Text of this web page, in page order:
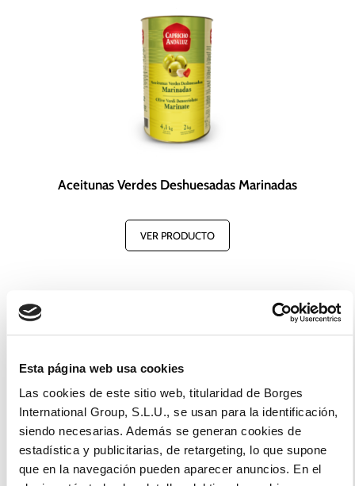
Esta página web usa cookies
Las cookies de este sitio web, titularidad de Borges
International Group, S.L.U., se usan para la identificación,
siendo necesarias. Además se generan cookies de
estadística y publicitarias, de retargeting, lo que supone
que en la navegación pueden aparecer anuncios. En el
Aceitunas Verdes Deshuesadas Marinadas
VER PRODUCTO
Aceitunas Rellenas de Anchoa